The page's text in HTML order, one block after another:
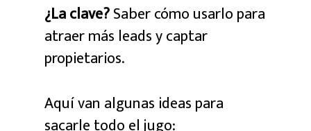
¿La clave?Saber cómo usarlo para
atraer más leads y captar
propietarios.
Aquí van algunas ideas para
sacarle todo el jugo: